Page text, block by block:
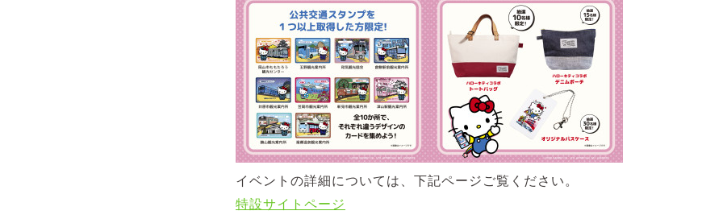
イベントの詳細については、下記ページご覧ください。
特設サイトページ